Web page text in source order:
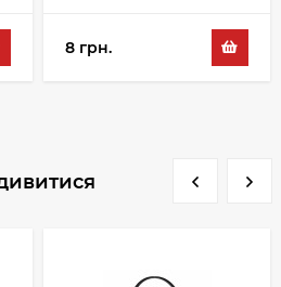
8 грн.